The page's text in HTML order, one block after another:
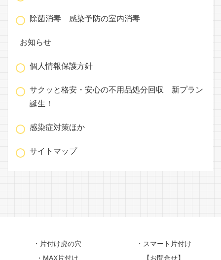
除菌消毒 感染予防の室内消毒
お知らせ
個人情報保護方針
サクッと格安・安心の不用品処分回収 新プラン
誕生！
感染症対策ほか
サイトマップ
・片付け虎の穴
・スマート片付け
・MAX片付け
【お問合せ】